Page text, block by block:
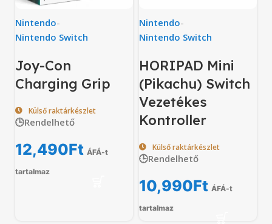
Nintendo-
Nintendo Switch
Joy-Con
Charging Grip
Külső raktárkészlet
🕒Rendelhető
12,490Ft ÁFÁ-t
tartalmaz
Nintendo-
Nintendo Switch
HORIPAD Mini
(Pikachu) Switch
Vezetékes
Kontroller
Külső raktárkészlet
🕒Rendelhető
10,990Ft ÁFÁ-t
tartalmaz